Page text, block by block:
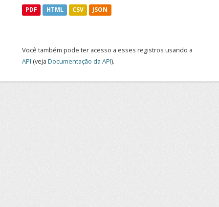
PDF HTML CSV JSON
Você também pode ter acesso a esses registros usando a
API (veja Documentação da API).